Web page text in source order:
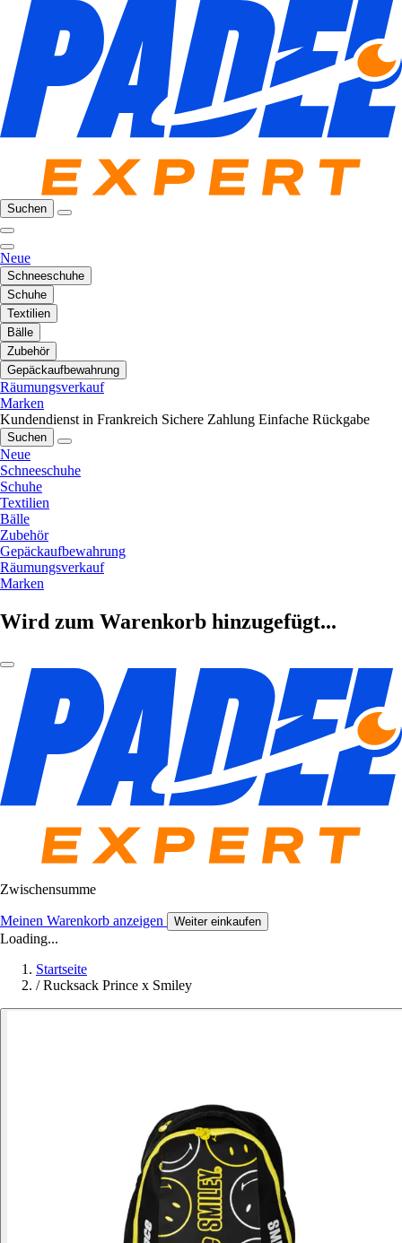
Suchen
Neue
Schneeschuhe
Schuhe
Textilien
Bälle
Zubehör
Gepäckaufbewahrung
Räumungsverkauf
Marken
Kundendienst in Frankreich Sichere Zahlung Einfache Rückgabe
Suchen
Neue
Schneeschuhe
Schuhe
Textilien
Bälle
Zubehör
Gepäckaufbewahrung
Räumungsverkauf
Marken
Wird zum Warenkorb hinzugefügt...
Zwischensumme
Meinen Warenkorb anzeigen Weiter einkaufen
Loading...
Startseite
/ Rucksack Prince x Smiley